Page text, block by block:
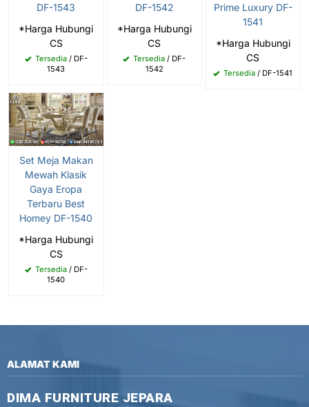
DF-1543
*Harga Hubungi
CS
Tersedia/ DF-
1543
DF-1542
*Harga Hubungi
CS
Tersedia / DF-
1542
Prime Luxury DF-
1541
*Harga Hubungi
CS
Tersedia / DF-1541
Set Meja Makan
Mewah Klasik
Gaya Eropa
Terbaru Best
Homey DF-1540
*Harga Hubungi
CS
Tersedia/ DF-
1540
ALAMAT KAMI
DIMA FURNITURE JEPARA